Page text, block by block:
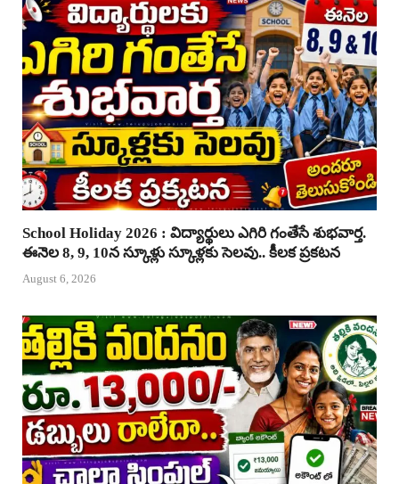
School Holiday 2026 : విద్యార్థులు ఎగిరి గంతేసే శుభవార్త.
ఈనెల 8, 9, 10న స్కూళ్లు స్కూళ్లకు సెలవు.. కీలక ప్రకటన
August 6, 2026